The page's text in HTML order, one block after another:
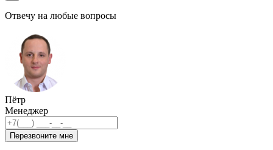
Отвечу на любые вопросы
Пётр
Менеджер
Перезвоните мне